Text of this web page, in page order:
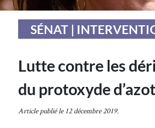
SÉNAT |
Lutte contre les
du protoxyde
Article publié le 12 décembre 2019.